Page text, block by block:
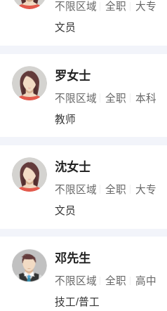
不限区域 全职 大专
文员
罗女士
不限区域 全职 本科
教师
沈女士
不限区域 全职 大专
文员
邓先生
不限区域 全职 高中
技工/普工